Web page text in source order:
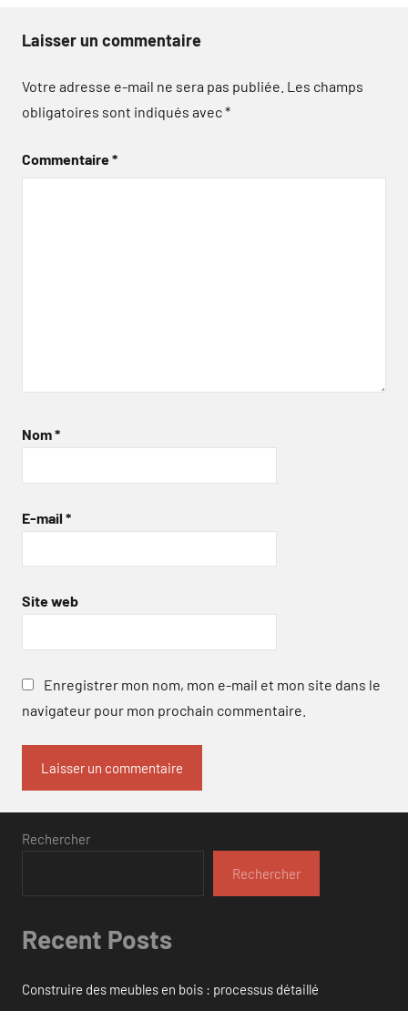
Laisser un commentaire
Votre adresse e-mail ne sera pas publiée. Les champs
obligatoires sont indiqués avec*
Commentaire*
Nom*
E-mail *
Site web
Enregistrer mon nom, mon e-mail et mon site dans le
navigateur pour mon prochain commentaire.
Rechercher
Rechercher
Recent Posts
Construire des meubles en bois : processus détaillé